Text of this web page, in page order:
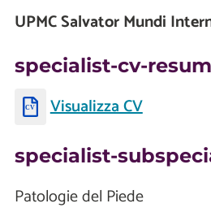
UPMC Salvator Mundi
specialist-cv-
Visualizza CV
specialist-
Patologie del Piede